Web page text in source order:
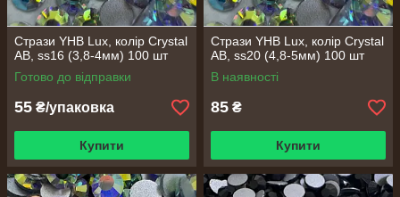
Стрази YHB Lux, колір Crystal
AB, ss16 (3,8-4мм) 100 шт
Готово до відправки
55 ₴/упаковка
Купити
Стрази YHB Lux, колір Crystal
AB, ss20 (4,8-5мм) 100 шт
В наявності
85 ₴
Купити